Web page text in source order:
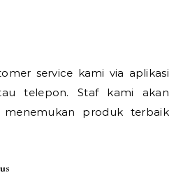
service kami via aplikasi
telepon. Staf kami akan
menemukan produk terbaik